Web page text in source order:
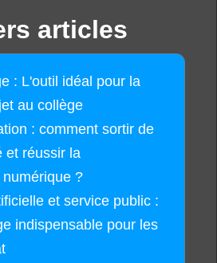
articles
: L'outil idéal pour la
au collège
: comment sortir de
et réussir la
?
et service public :
indispensable pour les